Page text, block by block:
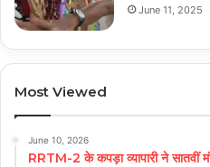
June 11, 2025
Most Viewed
June 10, 2026
RRTM-2 के कपड़ा व्यापारी ने सातवीं